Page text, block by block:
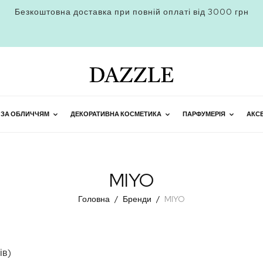
Безкоштовна доставка при повній оплаті від 3000 грн
ОБЛИЧЧЯМ ДЕКОРАТИВНА КОСМЕТИКА ПАРФУМЕРІЯ
MIYO
Головна Бренди MIYO